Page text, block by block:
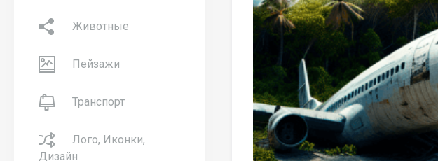
Животные
Пейзажи
Транспорт
Лого, Иконки,
Дизайн